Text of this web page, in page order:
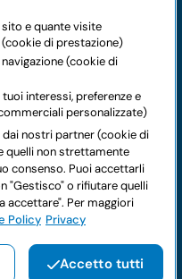
noleggio?
Tutti i diritti riservati P.
e quante visite
di prestazione)
(cookie di
interessi, preferenze e
personalizzate)
nostri partner (cookie di
quelli non strettamente
consenso. Puoi accettarli
"Gestisco" o rifiutare quelli
accettare". Per maggiori
Policy Privacy
Accetto tutti